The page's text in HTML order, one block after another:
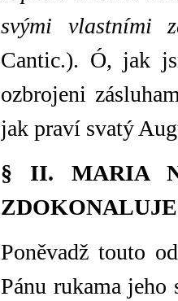
svými vlastními
Cantic.). Ó, jak
ozbrojeni
jak praví svatý
§ II. MARIA
Poněvadž touto
Pánu rukama